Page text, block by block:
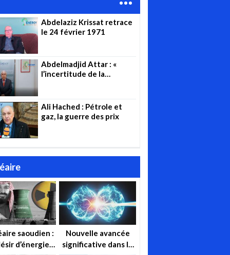
Abdelaziz Krissat retrace
le 24 février 1971
Abdelmadjid Attar : «
l’incertitude de la
Ali Hached : Pétrole et
gaz, la guerre des prix
saoudien :
d’énergie,
Nouvelle avancée
significative dans le